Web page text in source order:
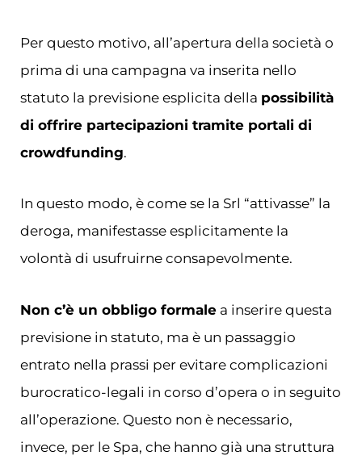
Per questo motivo, all’apertura della società o
prima di una campagna va inserita nello
statuto la previsione esplicita della possibilità
di offrire partecipazioni tramite portali di
crowdfunding.
In questo modo, è come se la Srl “attivasse” la
deroga, manifestasse esplicitamente la
volontà di usufruirne consapevolmente.
Non c’è un obbligo formale a inserire questa
previsione in statuto, ma è un passaggio
entrato nella prassi per evitare complicazioni
burocratico-legali in corso d’opera o in seguito
all’operazione. Questo non è necessario,
invece, per le Spa, che hanno già una struttura